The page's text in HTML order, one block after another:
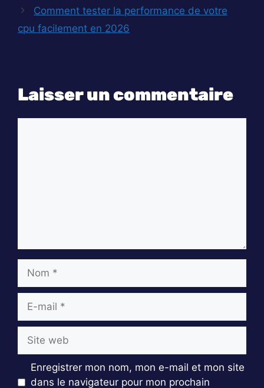
Comment tester la performance de votre
cpu facilement en 2026
Laisser un commentaire
Nom
Site
web
Enregistrer mon nom, mon e-mail et mon site
dans le navigateur pour mon prochain